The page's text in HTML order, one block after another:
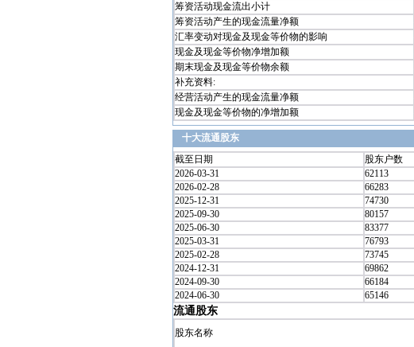
筹资活动现金流出小计
筹资活动产生的现金流量净额
汇率变动对现金及现金等价物的影响
现金及现金等价物净增加额
期末现金及现金等价物余额
补充资料:
经营活动产生的现金流量净额
现金及现金等价物的净增加额
十大流通股东
截至日期
股东户数
2026-03-31
62113
2026-02-28
66283
2025-12-31
74730
2025-09-30
80157
2025-06-30
83377
2025-03-31
76793
2025-02-28
73745
2024-12-31
69862
2024-09-30
66184
2024-06-30
65146
流通股东
股东名称